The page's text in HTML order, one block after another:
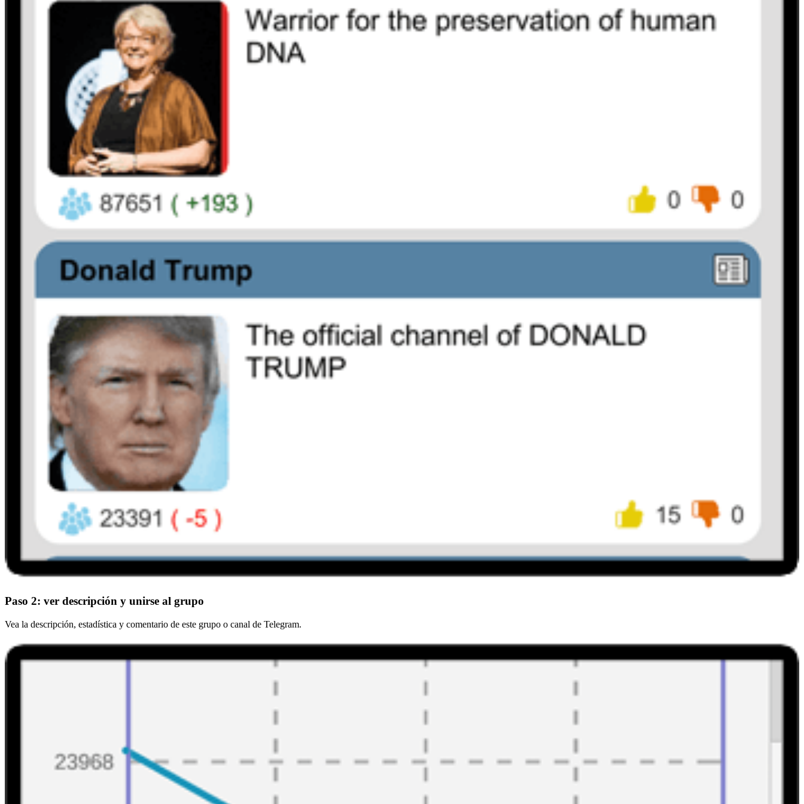
Paso 2: ver descripción y unirse al grupo
Vea la descripción, estadística y comentario de este grupo o canal de Telegram.